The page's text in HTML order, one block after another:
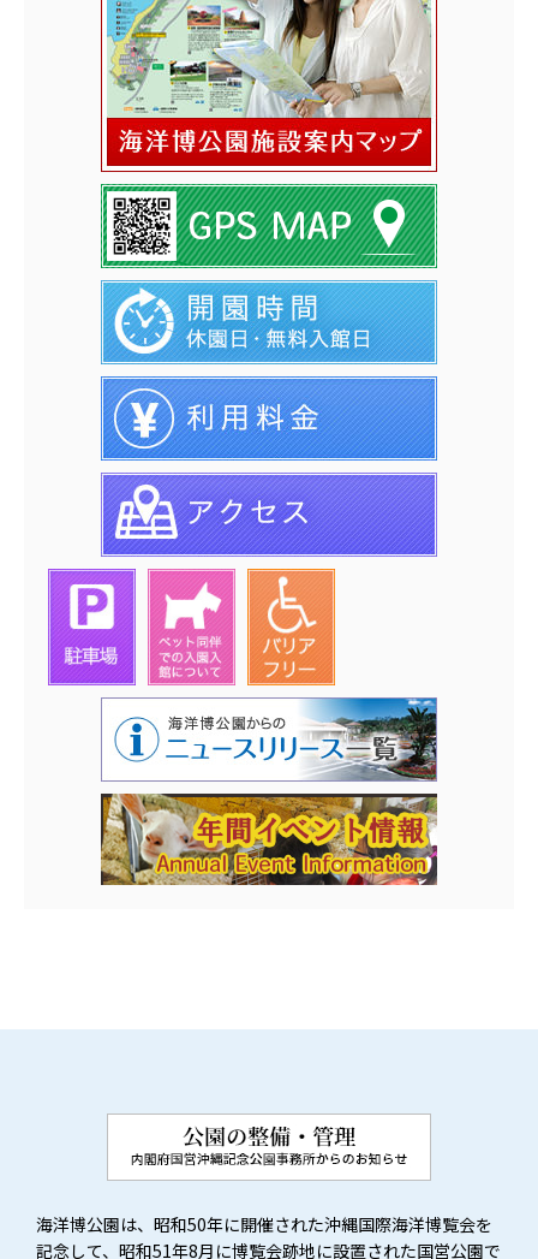
海洋博公園は、昭和50年に開催された沖縄国際海洋博覧会を
記念して、昭和51年8月に博覧会跡地に設置された国営公園で